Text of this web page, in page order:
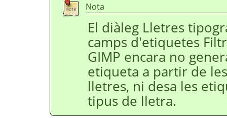
Nota
El diàleg Lletres
camps d'etiquetes
GIMP encara no
etiqueta a partir de
lletres, ni desa les
tipus de lletra.